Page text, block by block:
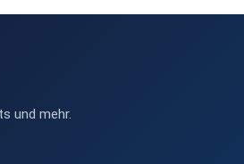
und mehr.